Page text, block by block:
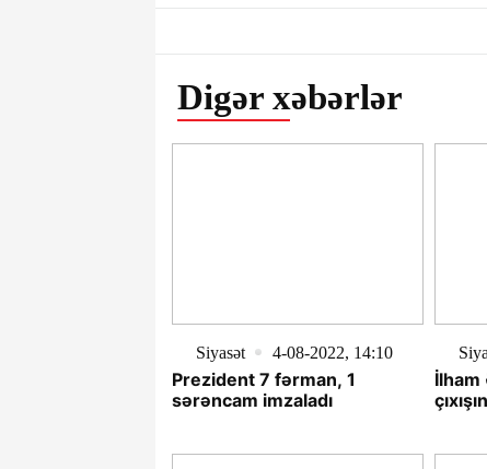
Digər xəbərlər
Siyasət 4-08-2022, 14:10
Prezident 7 fərman, 1
sərəncam imzaladı
İlham